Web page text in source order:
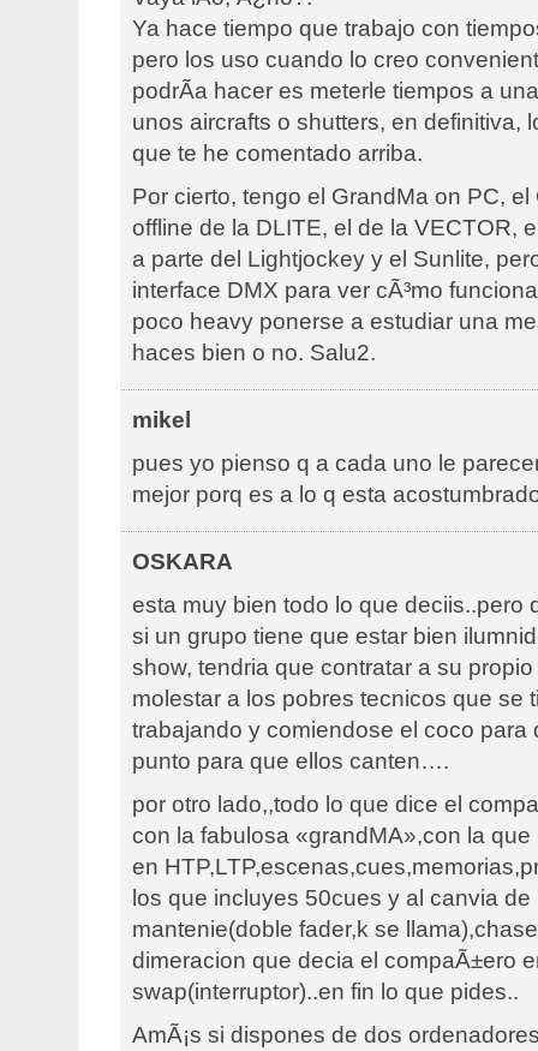
Ya hace tiempo que trabajo con
pero los uso cuando lo creo
podrÃ­a hacer es meterle tiempos a
unos aircrafts o shutters, en definitiva,
que te he comentado arriba.
Por cierto, tengo el GrandMa on PC,
offline de la DLITE, el de la VECTOR,
a parte del Lightjockey y el Sunlite,
interface DMX para ver cÃ³mo
poco heavy ponerse a estudiar una
haces bien o no. Salu2.
mikel
pues yo pienso q a cada uno le
mejor porq es a lo q esta
OSKARA
esta muy bien todo lo que deciis..pero
si un grupo tiene que estar bien
show, tendria que contratar a su
molestar a los pobres tecnicos que se
trabajando y comiendose el coco para
punto para que ellos canten….
por otro lado,,todo lo que dice el
con la fabulosa «grandMA»,con la
en
los que incluyes 50cues y al canvia de
mantenie(doble fader,k se
dimeracion que decia el compaÃ±ero
swap(interruptor)..en fin lo que pides..
AmÃ¡s si dispones de dos